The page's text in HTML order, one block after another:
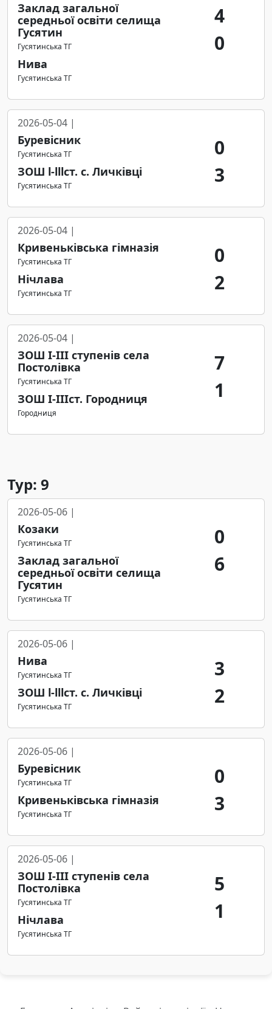
Заклад загальної
середньої освіти селища
Гусятин
Гусятинська ТГ
Нива
Гусятинська ТГ
4
0
2026-05-04 |
Буревісник
Гусятинська ТГ
ЗОШ l-lllст. с. Личківці
Гусятинська ТГ
0
3
2026-05-04 |
Кривеньківська гімназія
Гусятинська ТГ
Нічлава
Гусятинська ТГ
0
2
2026-05-04 |
ЗОШ І-ІІІ ступенів села
Постолівка
Гусятинська ТГ
ЗОШ І-ІІІст. Городниця
Городниця
7
1
Тур: 9
2026-05-06 |
Козаки
Гусятинська ТГ
Заклад загальної
середньої освіти селища
Гусятин
Гусятинська ТГ
0
6
2026-05-06 |
Нива
Гусятинська ТГ
ЗОШ l-lllст. с. Личківці
Гусятинська ТГ
3
2
2026-05-06 |
Буревісник
Гусятинська ТГ
Кривеньківська гімназія
Гусятинська ТГ
0
3
2026-05-06 |
ЗОШ І-ІІІ ступенів села
Постолівка
Гусятинська ТГ
Нічлава
Гусятинська ТГ
5
1